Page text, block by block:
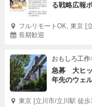
る戦略広報
フルリモートOK, 東京 [
長期歓迎
おもしろ工作
急募 大ヒッ
年先のウェ
東京 [立川市/立川駅 徒歩